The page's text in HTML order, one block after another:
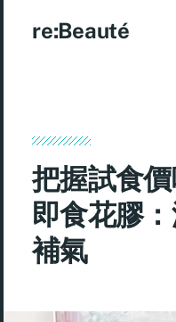
re:Beauté
把握試食價
即食花膠
補氣